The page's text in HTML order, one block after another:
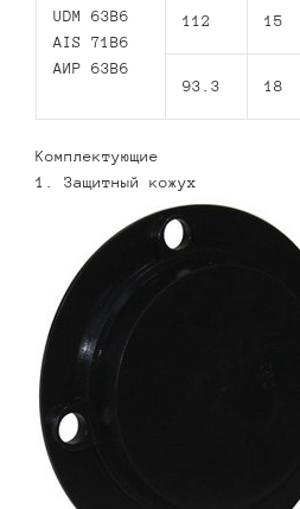
UDM 63B6
AIS 71B6
АИР 63В6
112 15
93.3 18
Комплектующие
1. Защитный кожух